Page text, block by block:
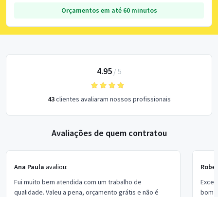
Orçamentos em até 60 minutos
4.95/ 5
43clientes avaliaram nossos profissionais
Avaliações de quem contratou
Ana Paula avaliou:
Fui muito bem atendida com um trabalho de
qualidade. Valeu a pena, orçamento grátis e não é
bom